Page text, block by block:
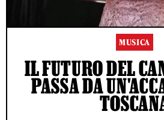
MUSICA
IL FUTURO DEL
PASSA DA